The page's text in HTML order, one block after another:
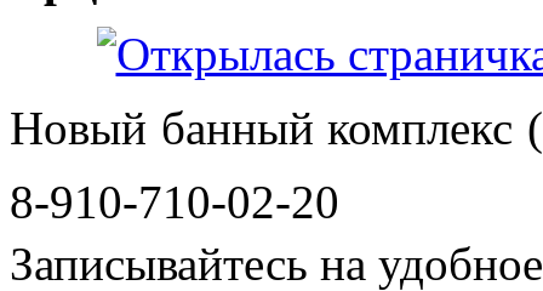
Новый банный комплекс
8-910-710-02-20
Записывайтесь на